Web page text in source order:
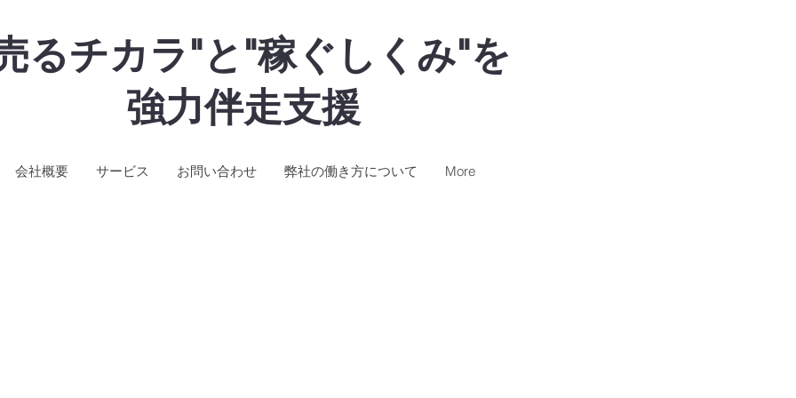
るチカラ"と"稼ぐしくみ"を
強力伴走支援
会社概要 サービス お問い合わせ 弊社の働き方について More